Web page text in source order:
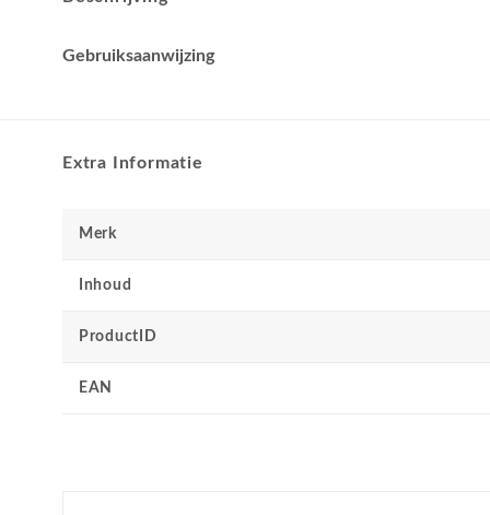
Gebruiksaanwijzing
Extra Informatie
Merk
Inhoud
ProductID
EAN